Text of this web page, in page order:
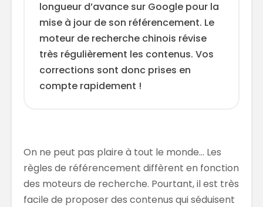
longueur d’avance sur Google pour la
mise à jour de son référencement. Le
moteur de recherche chinois révise
très régulièrement les contenus. Vos
corrections sont donc prises en
compte rapidement !
On ne peut pas plaire à tout le monde… Les
règles de référencement diffèrent en fonction
des moteurs de recherche. Pourtant, il est très
facile de proposer des contenus qui séduisent